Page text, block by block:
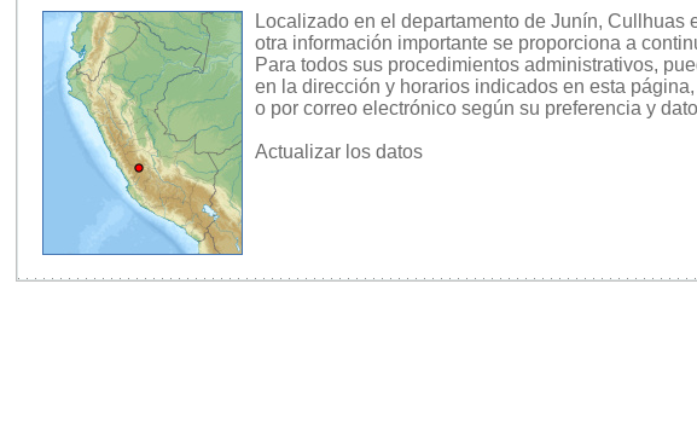
Localizado en el departamento de Junín,
otra información importante se proporciona a
Para todos sus procedimientos administrativos,
en la dirección y horarios indicados en esta
o por correo electrónico según su preferencia y
Actualizar los datos